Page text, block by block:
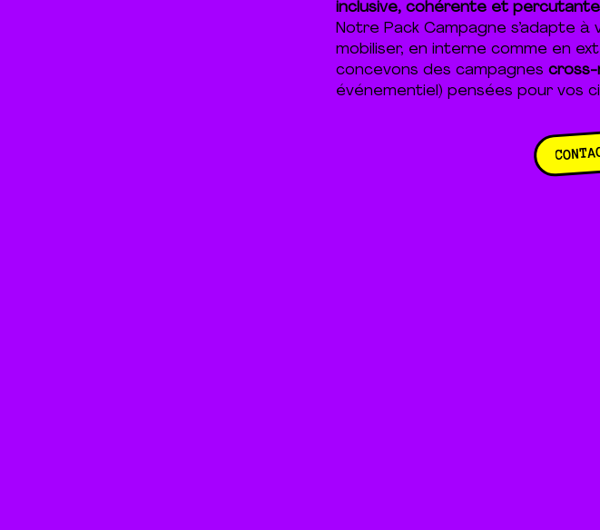
inclusive, cohérente et percutante
Notre Pack Campagne s’adapte
mobiliser, en interne comme en
concevons des campagnescross-
événementiel) pensées pour vos